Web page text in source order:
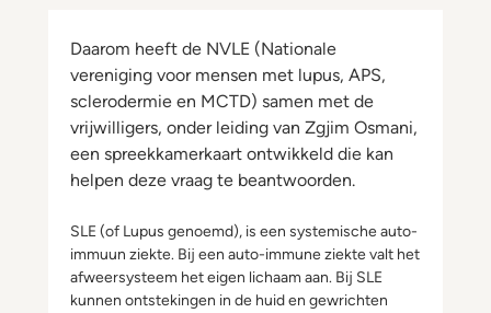
Daarom heeft de NVLE (Nationale
vereniging voor mensen met lupus, APS,
sclerodermie en MCTD) samen met de
vrijwilligers, onder leiding van Zgjim Osmani,
een spreekkamerkaart ontwikkeld die kan
helpen deze vraag te beantwoorden.
SLE (of Lupus genoemd), is een systemische auto-
immuun ziekte. Bij een auto-immune ziekte valt het
afweersysteem het eigen lichaam aan. Bij SLE
kunnen ontstekingen in de huid en gewrichten